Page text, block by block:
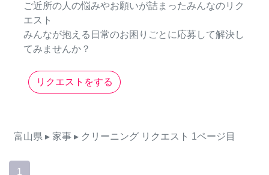
ご近所の人の悩みやお願いが詰まったみんなのリク
エスト
みんなが抱える日常のお困りごとに応募して解決し
てみませんか？
リクエストをする
富山県 ▸ 家事 ▸ クリーニング リクエスト 1ページ目
1